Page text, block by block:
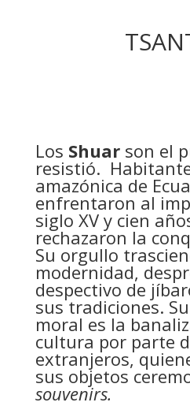
Los Shuarson el
resistió.
amazónica de
enfrentaron al
siglo XV y cien
rechazaron la
Su orgullo
modernidad,
despectivo de
sus tradiciones.
moral es la
cultura por parte
extranjeros,
sus objetos
souvenirs.